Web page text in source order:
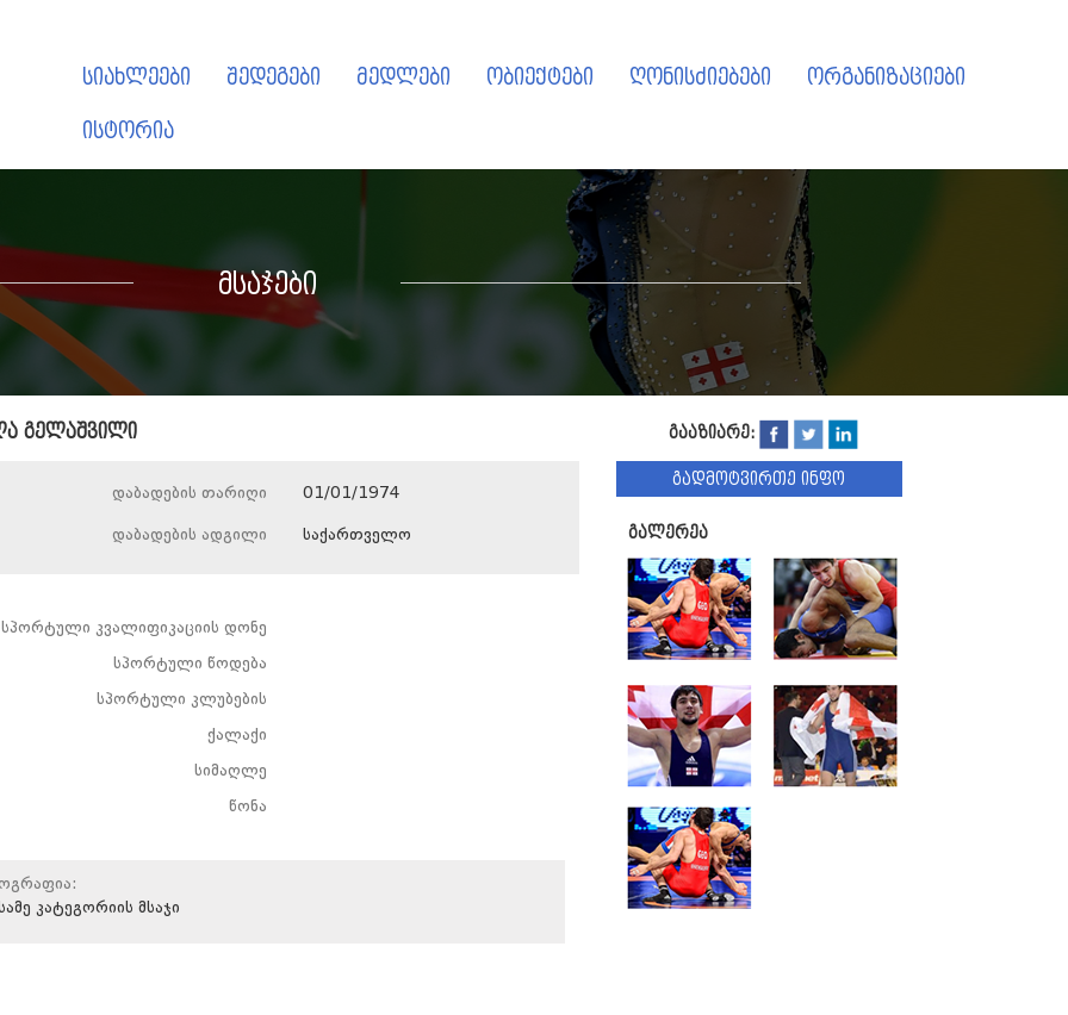
სიახლეები შედეგები მედლები ობიექტები ღონისძიებები ორგანიზაციები
ისტორია
მსაჯები
გელაშვილი
დაბადების თარიღი 01/01/1974
დაბადების ადგილი საქართველო
სპორტული კვალიფიკაციის დონე
სპორტული წოდება
სპორტული კლუბების
ქალაქი
სიმაღლე
წონა
კატეგორიის მსაჯი
გააზიარე:
გადმოტვირთე ინფო
გალერეა